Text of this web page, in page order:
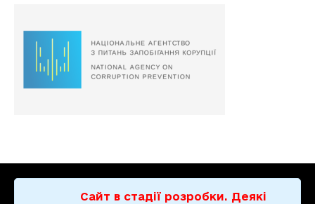
Сайт в стадії розробки. Деякі